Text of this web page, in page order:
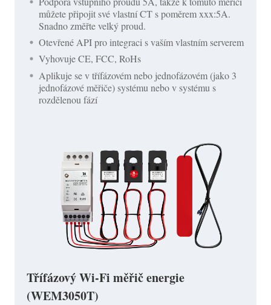
můžete připojit své vlastní CT s poměrem xxx:5A.
Snadno změřte velký proud.
Otevřené API pro integraci s vaším vlastním serverem
Vyhovuje CE, FCC, RoHs
Aplikuje se v třífázovém nebo jednofázovém (jako 3
jednofázové měřiče) systému nebo v systému s
rozdělenou fází
Třífázový Wi-Fi měřič energie
(WEM3050T)